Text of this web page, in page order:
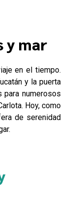
y mar
en el tiempo.
y la puerta
numerosos
Hoy, como
de serenidad